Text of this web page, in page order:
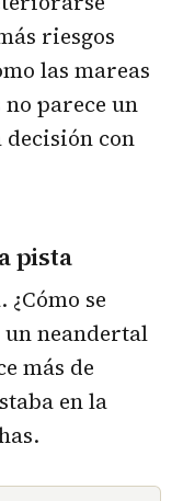
riesgos
las mareas
parece un
con
pista
se
un neandertal
más de
en la